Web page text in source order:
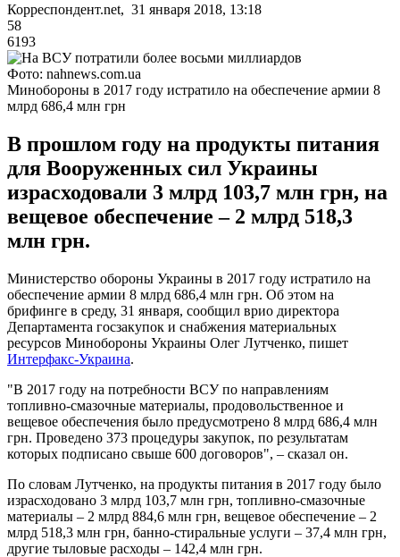
Корреспондент.net, 31 января 2018, 13:18
58
6193
Фото: nahnews.com.ua
Минобороны в 2017 году истратило на обеспечение армии 8
млрд 686,4 млн грн
В прошлом году на продукты питания
для Вооруженных сил Украины
израсходовали 3 млрд 103,7 млн грн, на
вещевое обеспечение – 2 млрд 518,3
млн грн.
Министерство обороны Украины в 2017 году истратило на
обеспечение армии 8 млрд 686,4 млн грн. Об этом на
брифинге в среду, 31 января, сообщил врио директора
Департамента госзакупок и снабжения материальных
ресурсов Минобороны Украины Олег Лутченко, пишет
Интерфакс-Украина.
"В 2017 году на потребности ВСУ по направлениям
топливно-смазочные материалы, продовольственное и
вещевое обеспечения было предусмотрено 8 млрд 686,4 млн
грн. Проведено 373 процедуры закупок, по результатам
которых подписано свыше 600 договоров", – сказал он.
По словам Лутченко, на продукты питания в 2017 году было
израсходовано 3 млрд 103,7 млн грн, топливно-смазочные
материалы – 2 млрд 884,6 млн грн, вещевое обеспечение – 2
млрд 518,3 млн грн, банно-стиральные услуги – 37,4 млн грн,
другие тыловые расходы – 142,4 млн грн.